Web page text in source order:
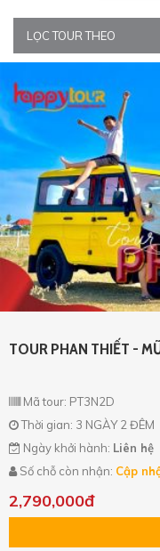
LỌC TOUR THEO
TOUR PHAN THIẾT -
Mã tour: PT3N2D
Thời gian: 3 NGÀY 2 ĐÊM
Ngày khởi hành: Liên hệ
Số chỗ còn nhận: Cập
2,790,000đ